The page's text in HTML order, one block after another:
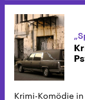
Krimi-Komödie